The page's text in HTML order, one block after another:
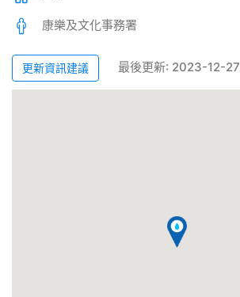
康樂及文化事務署
更新資訊建議 最後更新: 2023-12-27